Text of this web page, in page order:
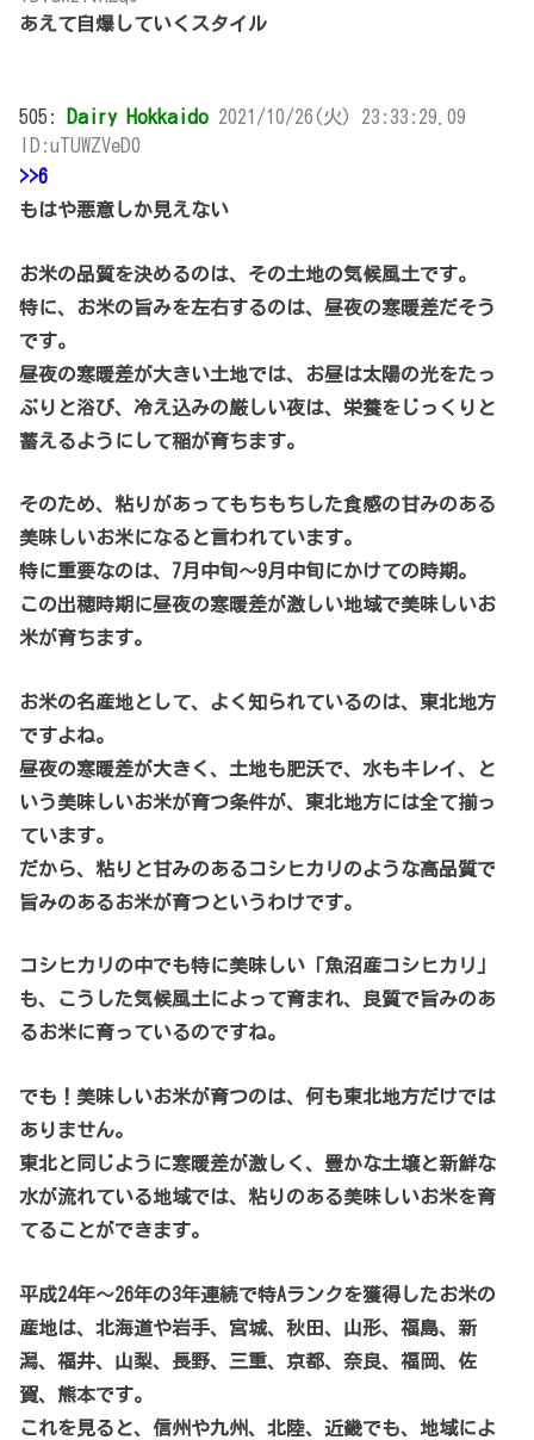
あえて自爆していくスタイル
505: Dairy Hokkaido 2021/10/26(火) 23:33:29.09
ID:uTUWZVeD0
>>6
もはや悪意しか見えない
お米の品質を決めるのは、その土地の気候風土です。
特に、お米の旨みを左右するのは、昼夜の寒暖差だそう
です。
昼夜の寒暖差が大きい土地では、お昼は太陽の光をたっ
ぷりと浴び、冷え込みの厳しい夜は、栄養をじっくりと
蓄えるようにして稲が育ちます。
そのため、粘りがあってもちもちした食感の甘みのある
美味しいお米になると言われています。
特に重要なのは、7月中旬～9月中旬にかけての時期。
この出穂時期に昼夜の寒暖差が激しい地域で美味しいお
米が育ちます。
お米の名産地として、よく知られているのは、東北地方
ですよね。
昼夜の寒暖差が大きく、土地も肥沃で、水もキレイ、と
いう美味しいお米が育つ条件が、東北地方には全て揃っ
ています。
だから、粘りと甘みのあるコシヒカリのような高品質で
旨みのあるお米が育つというわけです。
コシヒカリの中でも特に美味しい「魚沼産コシヒカリ」
も、こうした気候風土によって育まれ、良質で旨みのあ
るお米に育っているのですね。
でも！美味しいお米が育つのは、何も東北地方だけでは
ありません。
東北と同じように寒暖差が激しく、豊かな土壌と新鮮な
水が流れている地域では、粘りのある美味しいお米を育
てることができます。
平成24年～26年の3年連続で特Aランクを獲得したお米の
産地は、北海道や岩手、宮城、秋田、山形、福島、新
潟、福井、山梨、長野、三重、京都、奈良、福岡、佐
賀、熊本です。
これを見ると、信州や九州、北陸、近畿でも、地域によ